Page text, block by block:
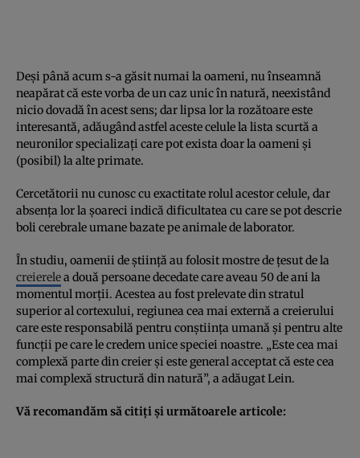
Deşi până acum s-a găsit numai la oameni, nu înseamnă
neapărat că este vorba de un caz unic în natură, neexistând
nicio dovadă în acest sens; dar lipsa lor la rozătoare este
interesantă, adăugând astfel aceste celule la lista scurtă a
neuronilor specializaţi care pot exista doar la oameni şi
(posibil) la alte primate.
Cercetătorii nu cunosc cu exactitate rolul acestor celule, dar
absenţa lor la şoareci indică dificultatea cu care se pot descrie
boli cerebrale umane bazate pe animale de laborator.
În studiu, oamenii de ştiinţă au folosit mostre de ţesut de la
creierelea două persoane decedate care aveau 50 de ani la
momentul morţii. Acestea au fost prelevate din stratul
superior al cortexului, regiunea cea mai externă a creierului
care este responsabilă pentru conştiinţa umană şi pentru alte
funcţii pe care le credem unice speciei noastre. „Este cea mai
complexă parte din creier şi este general acceptat că este cea
mai complexă structură din natură”, a adăugat Lein.
Vă recomandăm să citiţi şi următoarele articole: